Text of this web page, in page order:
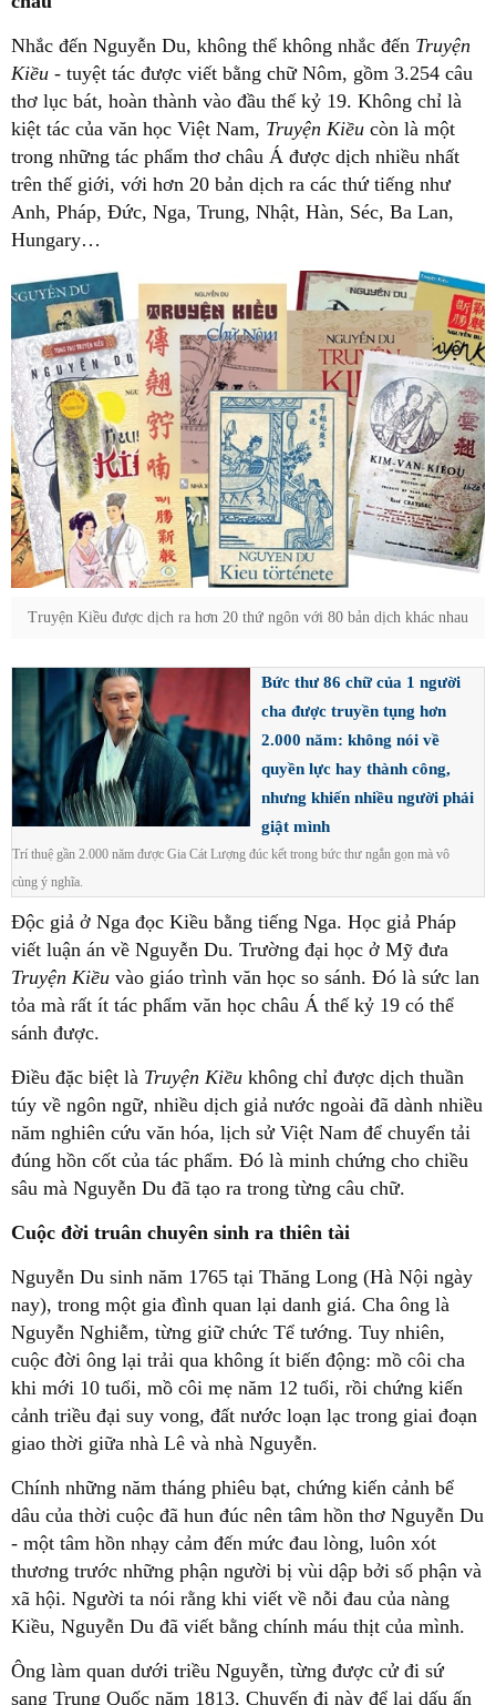
Nhắc đến Nguyễn Du, không thể không nhắc đến Truyện
Kiều - tuyệt tác được viết bằng chữ Nôm, gồm 3.254 câu
thơ lục bát, hoàn thành vào đầu thế kỷ 19. Không chỉ là
kiệt tác của văn học Việt Nam, Truyện Kiều còn là một
trong những tác phẩm thơ châu Á được dịch nhiều nhất
trên thế giới, với hơn 20 bản dịch ra các thứ tiếng như
Anh, Pháp, Đức, Nga, Trung, Nhật, Hàn, Séc, Ba Lan,
Hungary…
Truyện Kiều được dịch ra hơn 20 thứ ngôn với 80 bản dịch khác nhau
Bức thư 86 chữ của 1 người
cha được truyền tụng hơn
2.000 năm: không nói về
quyền lực hay thành công,
nhưng khiến nhiều người phải
giật mình
Trí thuệ gần 2.000 năm được Gia Cát Lượng đúc kết trong bức thư ngắn gọn mà vô
cùng ý nghĩa.
Độc giả ở Nga đọc Kiều bằng tiếng Nga. Học giả Pháp
viết luận án về Nguyễn Du. Trường đại học ở Mỹ đưa
Truyện Kiều vào giáo trình văn học so sánh. Đó là sức lan
tỏa mà rất ít tác phẩm văn học châu Á thế kỷ 19 có thể
sánh được.
Điều đặc biệt là Truyện Kiều không chỉ được dịch thuần
túy về ngôn ngữ, nhiều dịch giả nước ngoài đã dành nhiều
năm nghiên cứu văn hóa, lịch sử Việt Nam để chuyển tải
đúng hồn cốt của tác phẩm. Đó là minh chứng cho chiều
sâu mà Nguyễn Du đã tạo ra trong từng câu chữ.
Cuộc đời truân chuyên sinh ra thiên tài
Nguyễn Du sinh năm 1765 tại Thăng Long (Hà Nội ngày
nay), trong một gia đình quan lại danh giá. Cha ông là
Nguyễn Nghiễm, từng giữ chức Tể tướng. Tuy nhiên,
cuộc đời ông lại trải qua không ít biến động: mồ côi cha
khi mới 10 tuổi, mồ côi mẹ năm 12 tuổi, rồi chứng kiến
cảnh triều đại suy vong, đất nước loạn lạc trong giai đoạn
giao thời giữa nhà Lê và nhà Nguyễn.
Chính những năm tháng phiêu bạt, chứng kiến cảnh bể
dâu của thời cuộc đã hun đúc nên tâm hồn thơ Nguyễn Du
- một tâm hồn nhạy cảm đến mức đau lòng, luôn xót
thương trước những phận người bị vùi dập bởi số phận và
xã hội. Người ta nói rằng khi viết về nỗi đau của nàng
Kiều, Nguyễn Du đã viết bằng chính máu thịt của mình.
Ông làm quan dưới triều Nguyễn, từng được cử đi sứ
sang Trung Quốc năm 1813. Chuyến đi này để lại dấu ấn